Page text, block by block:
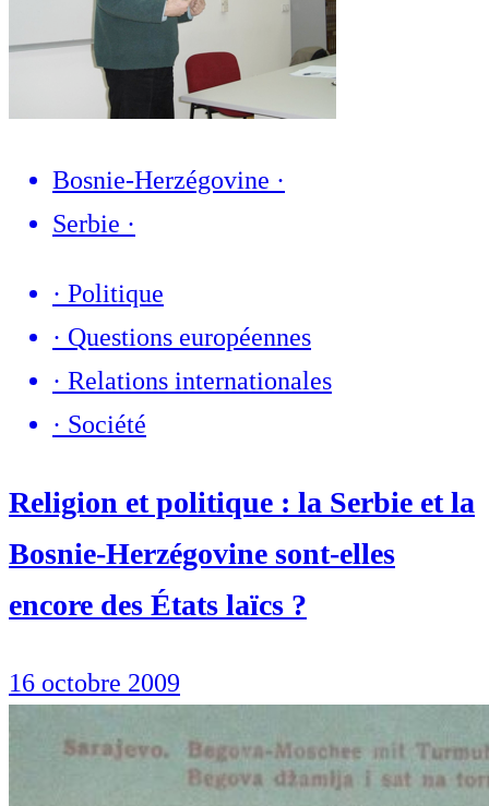
Bosnie-Herzégovine ·
Serbie ·
· Politique
· Questions européennes
· Relations internationales
· Société
Religion et politique : la Serbie et la
Bosnie-Herzégovine sont-elles
encore des États laïcs ?
16 octobre 2009